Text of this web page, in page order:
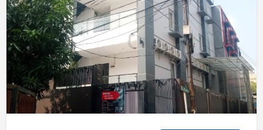
Kos
Grogol,
Dr
Susilo
5A,
baru
dan